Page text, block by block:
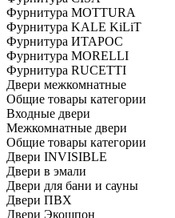
Фурнитура MOTTURA
Фурнитура KALE KiLiT
Фурнитура ИТАРОС
Фурнитура MORELLI
Фурнитура RUCETTI
Двери межкомнатные
Общие товары категории
Входные двери
Межкомнатные двери
Общие товары категории
Двери INVISIBLE
Двери в эмали
Двери для бани и сауны
Двери ПВХ
Двери Экошпон